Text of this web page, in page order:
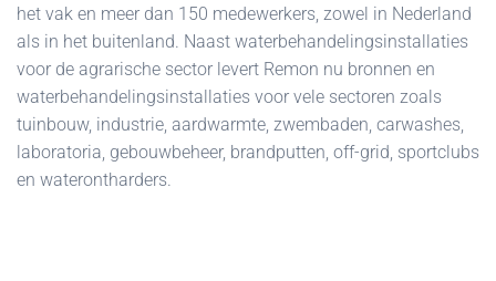
het vak en meer dan 150 medewerkers, zowel in Nederland
als in het buitenland. Naast waterbehandelingsinstallaties
voor de agrarische sector levert Remon nu bronnen en
waterbehandelingsinstallaties voor vele sectoren zoals
tuinbouw, industrie, aardwarmte, zwembaden, carwashes,
laboratoria, gebouwbeheer, brandputten, off-grid, sportclubs
en waterontharders.